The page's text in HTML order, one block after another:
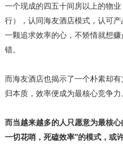
一个现成的四五十间房以上的物
行），认同海友酒店模式，认可
一颗追求效率的心，不矫情就想
错。
而海友酒店也揭示了一个朴素却
归本质，效率便成为最核心竞争力。
而当越来越多的人只愿意为最核
一切花哨，死磕效率”的模式，或